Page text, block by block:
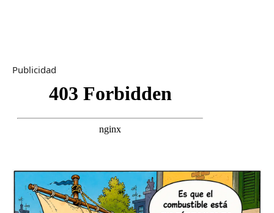
Publicidad